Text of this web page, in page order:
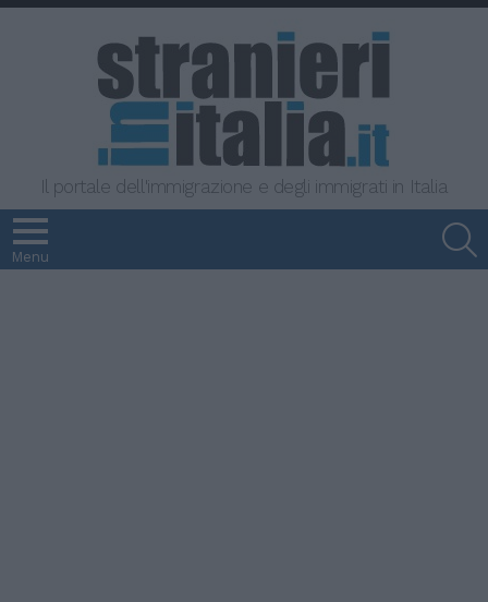
Il portale dell'immigrazione e degli immigrati in Italia
Menu